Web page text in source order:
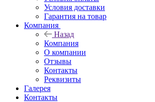
Условия доставки
Гарантия на товар
Компания
Назад
Компания
О компании
Отзывы
Контакты
Реквизиты
Галерея
Контакты